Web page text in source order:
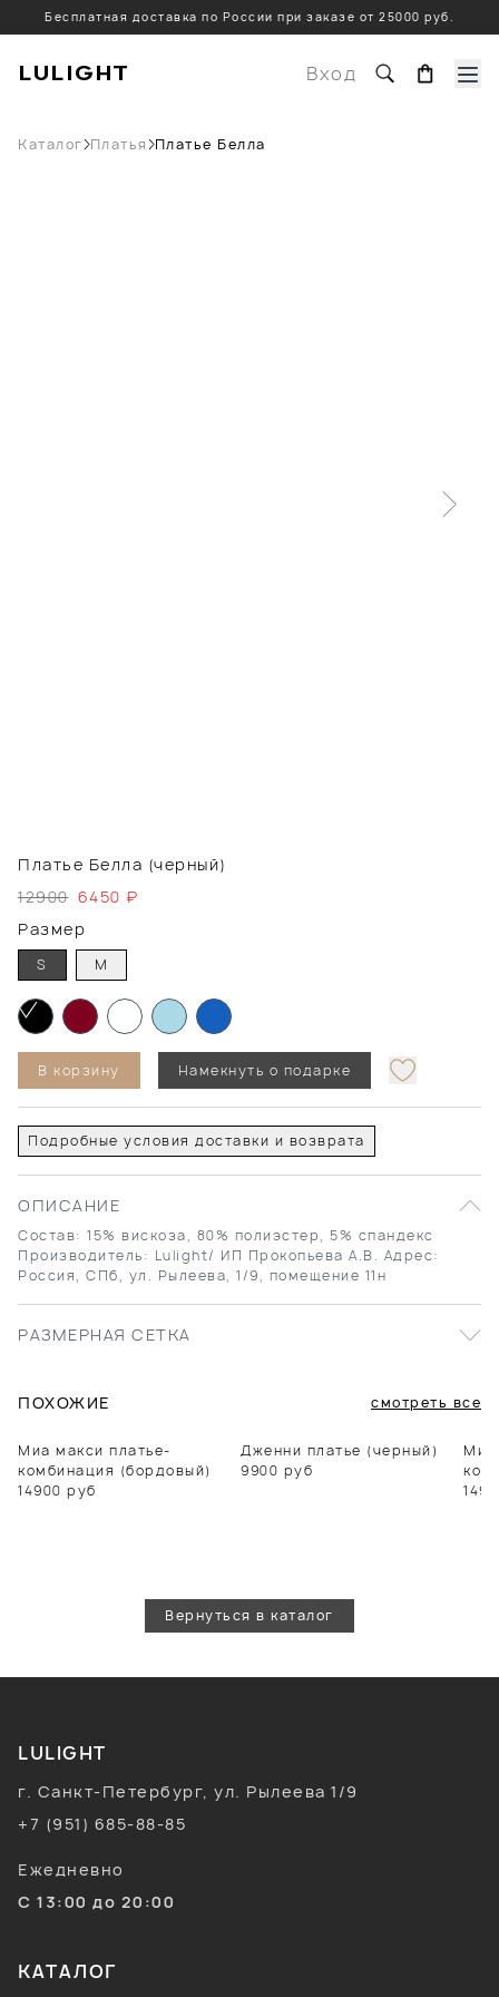
Бесплатная доставка по России при заказе от 25000 руб.
LULIGHT Вход
Каталог Платья Платье Белла
Платье Белла (черный)
12900 6450 ₽
Размер
S M
В корзину Намекнуть о подарке
Подробные условия доставки и возврата
ОПИСАНИЕ
Состав: 15% вискоза, 80% полиэстер, 5% спандекс
Производитель: Lulight/ ИП Прокопьева А.В. Адрес:
Россия, СПб, ул. Рылеева, 1/9, помещение 11н
РАЗМЕРНАЯ СЕТКА
ПОХОЖИЕ смотреть все
Миа макси платье-
комбинация (бордовый)
14900 руб
Дженни платье (черный)
9900 руб
Миа
Вернуться в каталог
LULIGHT
г. Санкт-Петербург, ул. Рылеева 1/9
+7 (951) 685-88-85
Ежедневно
С 13:00 до 20:00
КАТАЛОГ